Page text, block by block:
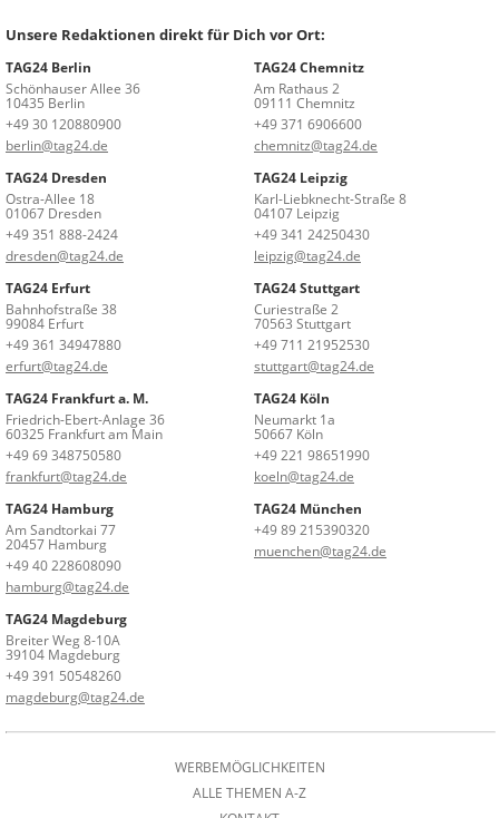
Unsere Redaktionen direkt für Dich vor Ort:
TAG24 Berlin
Schönhauser Allee 36
10435 Berlin
+49 30 120880900
berlin@tag24.de
TAG24 Chemnitz
Am Rathaus 2
09111 Chemnitz
+49 371 6906600
chemnitz@tag24.de
TAG24 Dresden
Ostra-Allee 18
01067 Dresden
+49 351 888-2424
dresden@tag24.de
TAG24 Leipzig
Karl-Liebknecht-Straße 8
04107 Leipzig
+49 341 24250430
leipzig@tag24.de
TAG24 Erfurt
Bahnhofstraße 38
99084 Erfurt
+49 361 34947880
erfurt@tag24.de
TAG24 Stuttgart
Curiestraße 2
70563 Stuttgart
+49 711 21952530
stuttgart@tag24.de
TAG24 Frankfurt a. M.
Friedrich-Ebert-Anlage 36
60325 Frankfurt am Main
+49 69 348750580
frankfurt@tag24.de
TAG24 Köln
Neumarkt 1a
50667 Köln
+49 221 98651990
koeln@tag24.de
TAG24 Hamburg
Am Sandtorkai 77
20457 Hamburg
+49 40 228608090
hamburg@tag24.de
TAG24 München
+49 89 215390320
muenchen@tag24.de
TAG24 Magdeburg
Breiter Weg 8-10A
39104 Magdeburg
+49 391 50548260
magdeburg@tag24.de
WERBEMÖGLICHKEITEN
ALLE THEMEN A-Z